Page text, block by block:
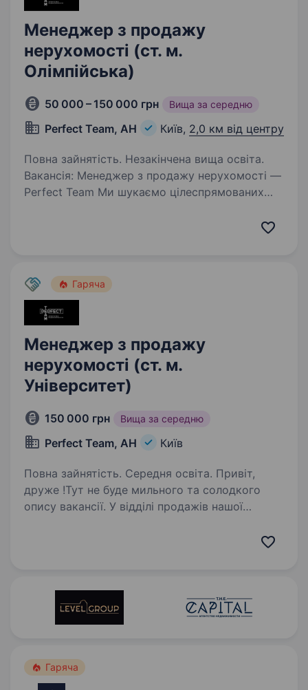
Менеджер з продажу
нерухомості (ст. м.
Олімпійська)
50 000 – 150 000 грн Вища за середню
Perfect Team, АН Київ, 2,0 км від центру
Повна зайнятість. Незакінчена вища освіта.
Вакансія: Менеджер з продажу нерухомості —
Perfect Team Ми шукаємо цілеспрямованих
хочуть у сфері нерухомості. Якщо ви готові
Гаряча
Менеджер з продажу
нерухомості (ст. м.
Університет)
150 000 грн Вища за середню
Perfect Team, АН Київ
Повна зайнятість. Середня освіта. Привіт,
друже !Тут не буде мильного та солодкого
опису вакансії. У відділі продажів нашої
Гаряча